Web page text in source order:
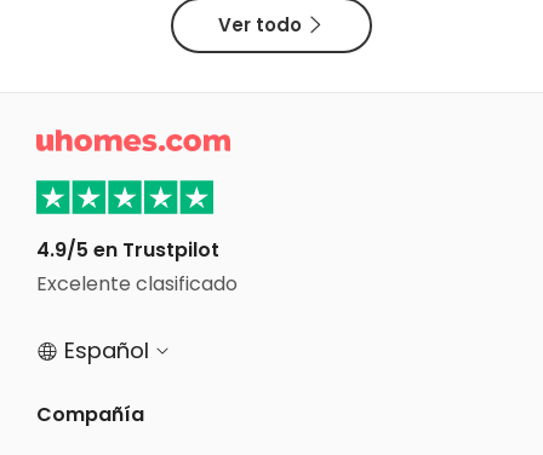
Ver todo 

4.9/5 en Trustpilot
Excelente clasificado
 Español 
Compañía